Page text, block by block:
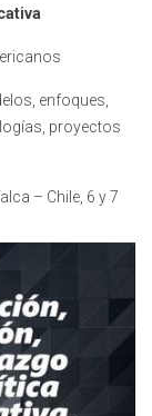
enfoques,
proyectos
– Chile, 6 y 7